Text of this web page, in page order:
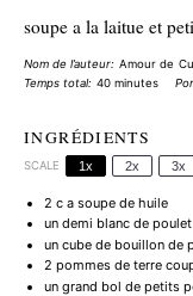
soupe a la laitue et
Nom de l’auteur: Amour de
Temps total: 40 minutes
INGRÉDIENTS
SCALE 1x 2x 3x
2 c a soupe de huile
un demi blanc de poulet
un cube de bouillon de
2 pommes de terre
un grand bol de petits